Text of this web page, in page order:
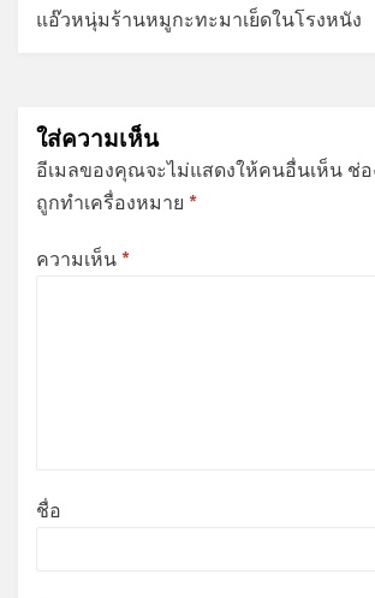
แอ๊วหนุ่มร้านหมูกะทะมาเย็ดในโรงหนัง
ใส่ความเห็น
อีเมลของคุณจะไม่แสดงให้คนอื่นเห็น ช่
ถูกทำเครื่องหมาย *
ความเห็น *
ชื่อ